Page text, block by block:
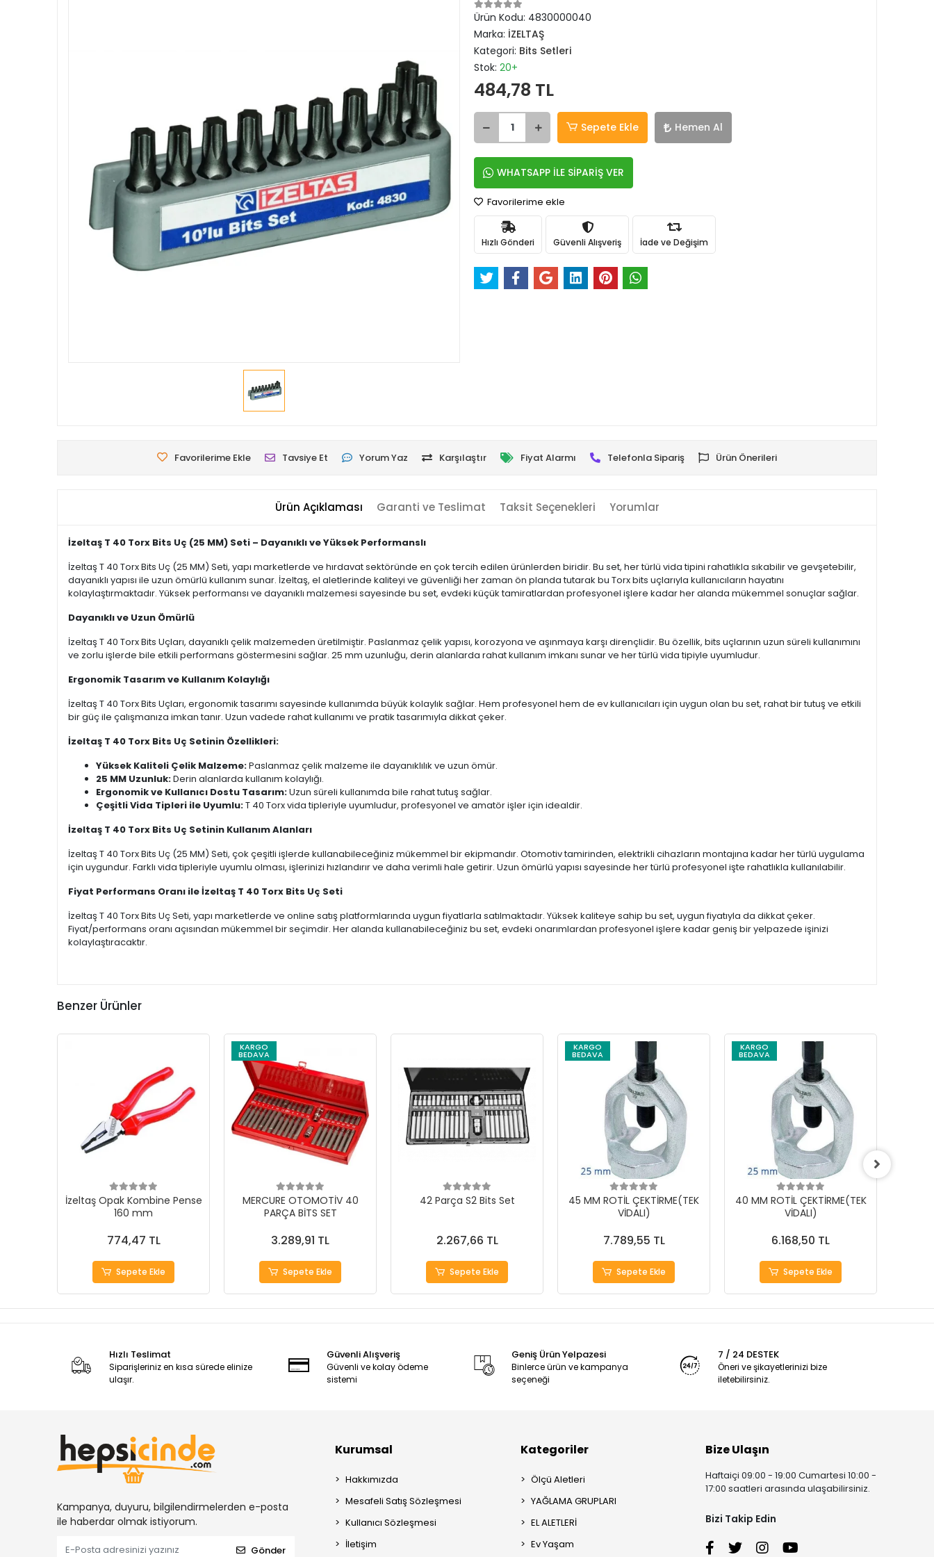
Ürün Kodu: 4830000040
Marka: İZELTAŞ
Kategori: Bits Setleri
Stok: 20+
484,78 TL
Sepete Ekle Hemen Al
WHATSAPP İLE SİPARİŞ VER
Favorilerime ekle
Hızlı Gönderi Güvenli Alışveriş İade ve Değişim
Favorilerime Ekle Tavsiye Et Yorum Yaz Karşılaştır Fiyat Alarmı Telefonla Sipariş Ürün Önerileri
Ürün Açıklaması Garanti ve Teslimat Taksit Seçenekleri Yorumlar
İzeltaş T 40 Torx Bits Uç (25 MM) Seti – Dayanıklı ve Yüksek Performanslı
İzeltaş T 40 Torx Bits Uç (25 MM) Seti, yapı marketlerde ve hırdavat sektöründe en çok tercih edilen ürünlerden biridir. Bu set, her türlü vida tipini rahatlıkla sıkabilir ve gevşetebilir,
dayanıklı yapısı ile uzun ömürlü kullanım sunar. İzeltaş, el aletlerinde kaliteyi ve güvenliği her zaman ön planda tutarak bu Torx bits uçlarıyla kullanıcıların hayatını
kolaylaştırmaktadır. Yüksek performansı ve dayanıklı malzemesi sayesinde bu set, evdeki küçük tamiratlardan profesyonel işlere kadar her alanda mükemmel sonuçlar sağlar.
Dayanıklı ve Uzun Ömürlü
İzeltaş T 40 Torx Bits Uçları, dayanıklı çelik malzemeden üretilmiştir. Paslanmaz çelik yapısı, korozyona ve aşınmaya karşı dirençlidir. Bu özellik, bits uçlarının uzun süreli kullanımını
ve zorlu işlerde bile etkili performans göstermesini sağlar. 25 mm uzunluğu, derin alanlarda rahat kullanım imkanı sunar ve her türlü vida tipiyle uyumludur.
Ergonomik Tasarım ve Kullanım Kolaylığı
İzeltaş T 40 Torx Bits Uçları, ergonomik tasarımı sayesinde kullanımda büyük kolaylık sağlar. Hem profesyonel hem de ev kullanıcıları için uygun olan bu set, rahat bir tutuş ve etkili
bir güç ile çalışmanıza imkan tanır. Uzun vadede rahat kullanımı ve pratik tasarımıyla dikkat çeker.
İzeltaş T 40 Torx Bits Uç Setinin Özellikleri:
Yüksek Kaliteli Çelik Malzeme:Paslanmaz çelik malzeme ile dayanıklılık ve uzun ömür.
25 MM Uzunluk:Derin alanlarda kullanım kolaylığı.
Ergonomik ve Kullanıcı Dostu Tasarım:Uzun süreli kullanımda bile rahat tutuş sağlar.
Çeşitli Vida Tipleri ile Uyumlu:T 40 Torx vida tipleriyle uyumludur, profesyonel ve amatör işler için idealdir.
İzeltaş T 40 Torx Bits Uç Setinin Kullanım Alanları
İzeltaş T 40 Torx Bits Uç (25 MM) Seti, çok çeşitli işlerde kullanabileceğiniz mükemmel bir ekipmandır. Otomotiv tamirinden, elektrikli cihazların montajına kadar her türlü uygulama
için uygundur. Farklı vida tipleriyle uyumlu olması, işlerinizi hızlandırır ve daha verimli hale getirir. Uzun ömürlü yapısı sayesinde her türlü profesyonel işte rahatlıkla kullanılabilir.
Fiyat Performans Oranı ile İzeltaş T 40 Torx Bits Uç Seti
İzeltaş T 40 Torx Bits Uç Seti, yapı marketlerde ve online satış platformlarında uygun fiyatlarla satılmaktadır. Yüksek kaliteye sahip bu set, uygun fiyatıyla da dikkat çeker.
Fiyat/performans oranı açısından mükemmel bir seçimdir. Her alanda kullanabileceğiniz bu set, evdeki onarımlardan profesyonel işlere kadar geniş bir yelpazede işinizi
kolaylaştıracaktır.
Benzer Ürünler
İzeltaş Opak Kombine Pense
160 mm
774,47 TL
Sepete Ekle
KARGO
BEDAVA
MERCURE OTOMOTİV 40
PARÇA BİTS SET
3.289,91 TL
Sepete Ekle
42 Parça S2 Bits Set
2.267,66 TL
Sepete Ekle
KARGO
BEDAVA
45 MM ROTİL ÇEKTİRME(TEK
VİDALI)
7.789,55 TL
Sepete Ekle
KARGO
BEDAVA
40 MM ROTİL ÇEKTİRME(TEK
VİDALI)
6.168,50 TL
Sepete Ekle
Hızlı Teslimat
Siparişleriniz en kısa sürede elinize
ulaşır.
Güvenli Alışveriş
Güvenli ve kolay ödeme
sistemi
Geniş Ürün Yelpazesi
Binlerce ürün ve kampanya
seçeneği
7 / 24 DESTEK
Öneri ve şikayetlerinizi bize
iletebilirsiniz.
Kampanya, duyuru, bilgilendirmelerden e-posta
ile haberdar olmak istiyorum.
Gönder
Kurumsal
Hakkımızda
Mesafeli Satış Sözleşmesi
Kullanıcı Sözleşmesi
İletişim
Kategoriler
Ölçü Aletleri
YAĞLAMA GRUPLARI
EL ALETLERİ
Ev Yaşam
Bize Ulaşın
Haftaiçi 09:00 - 19:00 Cumartesi 10:00 -
17:00 saatleri arasında ulaşabilirsiniz.
Bizi Takip Edin